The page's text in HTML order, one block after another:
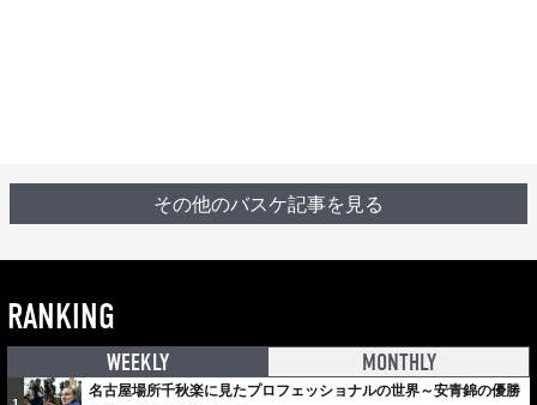
その他のバスケ記事を見る
RANKING
WEEKLY MONTHLY
名古屋場所千秋楽に見たプロフェッショナルの世界～安青錦の優勝